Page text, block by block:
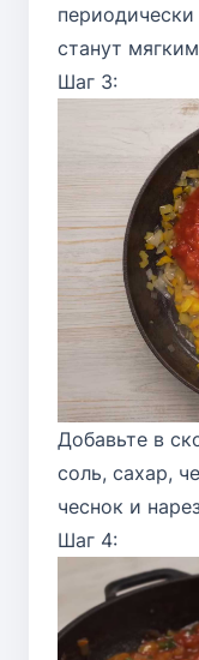
станут
Шаг 3:
Добавьте в
соль, сахар,
чеснок и
Шаг 4: